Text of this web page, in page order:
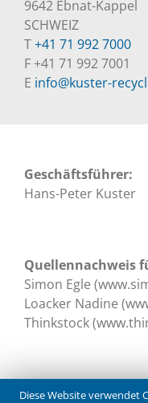
9642 Ebnat-Kappel
SCHWEIZ
T+41 71 992 7000
F +41 71 992 7001
E info@kuster-
Geschäftsführer:
Hans-Peter Kuster
Quellennachweis
Simon Egle
Loacker Nadine
Thinkstock
Diese Website verwendet